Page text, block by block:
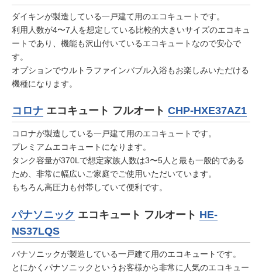
ダイキンが製造している一戸建て用のエコキュートです。
利用人数が4〜7人を想定している比較的大きいサイズのエコキュ
ートであり、機能も沢山付いているエコキュートなので安心で
す。
オプションでウルトラファインバブル入浴もお楽しみいただける
機種になります。
コロナ エコキュート フルオート CHP-HXE37AZ1
コロナが製造している一戸建て用のエコキュートです。
プレミアムエコキュートになります。
タンク容量が370Lで想定家族人数は3〜5人と最も一般的である
ため、非常に幅広いご家庭でご使用いただいています。
もちろん高圧力も付帯していて便利です。
パナソニック エコキュート フルオート HE-
NS37LQS
パナソニックが製造している一戸建て用のエコキュートです。
とにかくパナソニックというお客様から非常に人気のエコキュー